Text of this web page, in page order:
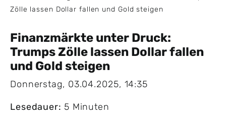
Zölle lassen Dollar fallen und Gold steigen
Finanzmärkte unter Druck:
Trumps Zölle lassen Dollar fallen
und Gold steigen
Donnerstag, 03.04.2025, 14:35
Lesedauer: 5 Minuten